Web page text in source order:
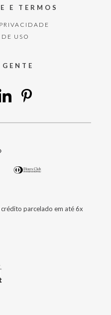
E TERMOS
USO
parcelado em até 6x